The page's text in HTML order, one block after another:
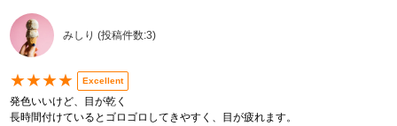
みしり (投稿件数:3)
★★★★ Excellent
発色いいけど、目が乾く
長時間付けているとゴロゴロしてきやすく、目が疲れます。